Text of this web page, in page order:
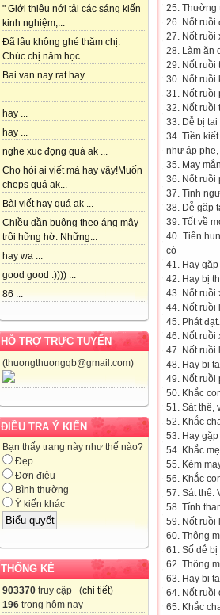
" Giới thiệu nới tải các sáng kiến
kinh nghiệm,...
Đã lâu không ghé thăm chị.
Chúc chị năm học...
Bai van nay rat hay...
...
hay ...
hay ...
nghe xuc đọng quá ak ...
Cho hỏi ai viết mà hay vậy!Muốn
cheps quá ak...
Bài viết hay quá ak ...
Chiều dần buông theo áng mây
trôi hững hờ. Những...
hay wa ...
good good :)))) ...
86 ...
HỖ TRỢ TRỰC TUYẾN
(thuongthuongqb@gmail.com)
ĐIỀU TRA Ý KIẾN
Bạn thấy trang này như thế nào?
Đẹp
Đơn điệu
Bình thường
Ý kiến khác
THỐNG KÊ
903370 truy cập (chi tiết)
196 trong hôm nay
25. Thường
26. Nốt ruồi
27. Nốt ruồi
28. Làm ăn
29. Nốt ruồi
30. Nốt ruồi
31. Nốt ruồi
32. Nốt ruồi
33. Dễ bị
34. Tiền
như áp phe,
35. May
36. Nốt ruồi
37. Tính
38. Dễ gặp
39. Tốt về
40. Tiền
có
41. Hay
42. Hay bị
43. Nốt ruồi
44. Nốt ruồi
45. Phát
46. Nốt ruồi
47. Nốt ruồi
48. Hay bị
49. Nốt ruồi
50. Khắc
51. Sát thê,
52. Khắc
53. Hay
54. Khắc
55. Kém
56. Khắc
57. Sát thê.
58. Tính
59. Nốt ruồi
60. Thông
61. Số dễ bị
62. Thông
63. Hay bị
64. Nốt ruồi
65. Khắc